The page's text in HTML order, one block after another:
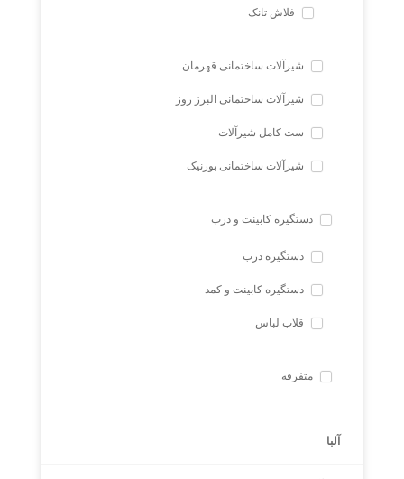
فلاش تانک
شیرآلات ساختمانی قهرمان
شیرآلات ساختمانی البرز روز
ست کامل شیرآلات
شیرآلات ساختمانی بورنیک
دستگیره کابینت و درب
دستگیره درب
دستگیره کابینت و کمد
قلاب لباس
متفرقه
آلبا